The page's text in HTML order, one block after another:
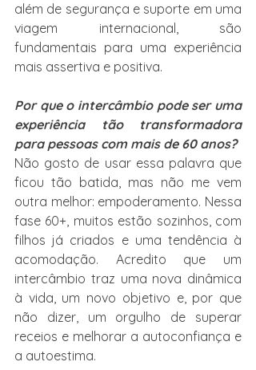
além de segurança e suporte em uma
viagem internacional, são
fundamentais para uma experiência
mais assertiva e positiva.
Por que o intercâmbio pode ser uma
experiência tão transformadora
para pessoas com mais de 60 anos?
Não gosto de usar essa palavra que
ficou tão batida, mas não me vem
outra melhor: empoderamento. Nessa
fase 60+, muitos estão sozinhos, com
filhos já criados e uma tendência à
acomodação. Acredito que um
intercâmbio traz uma nova dinâmica
à vida, um novo objetivo e, por que
não dizer, um orgulho de superar
receios e melhorar a autoconfiança e
a autoestima.